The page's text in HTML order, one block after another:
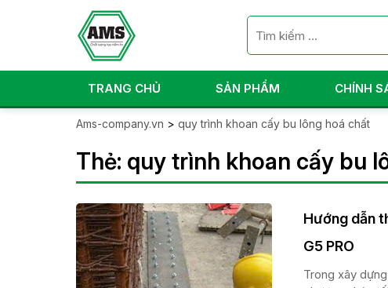
TRANG CHỦ SẢN PHẨM CHÍNH
Ams-company.vn > quy trình khoan cấy bu lông hoá chất
Thẻ: quy trình khoan cấy bu
Hướng dẫn
G5 PRO
Trong xây